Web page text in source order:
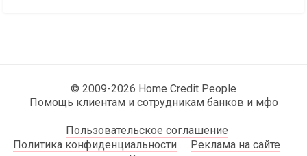
© 2009-2026 Home Credit People
Помощь клиентам и сотрудникам банков и мфо
Пользовательское соглашение
Политика конфиденциальности
Реклама на сайте